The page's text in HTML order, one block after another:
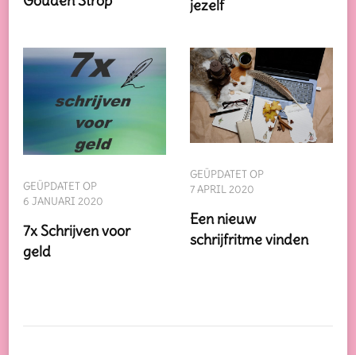
jezelf
GEÜPDATET OP
6 JANUARI 2020
7x Schrijven voor
geld
GEÜPDATET OP
7 APRIL 2020
Een nieuw
schrijfritme vinden